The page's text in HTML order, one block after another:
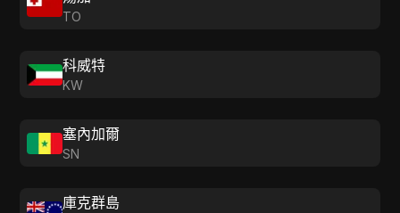
TO
科威特
KW
塞內加爾
SN
庫克群島